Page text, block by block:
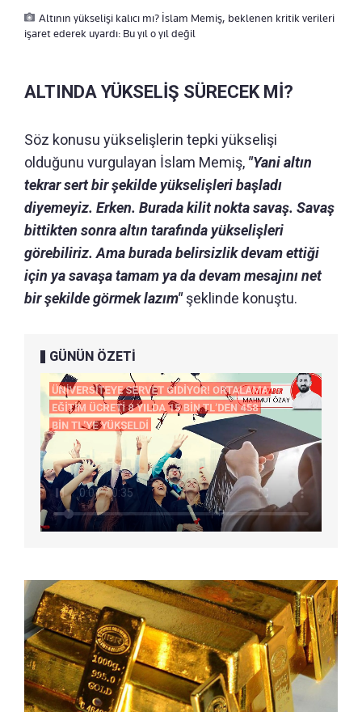
Altının yükselişi kalıcı mı? İslam Memiş, beklenen kritik verileri
işaret ederek uyardı: Bu yıl o yıl değil
ALTINDA YÜKSELİŞ SÜRECEK Mİ?
Söz konusu yükselişlerin tepki yükselişi
olduğunu vurgulayan İslam Memiş, "Yani altın
tekrar sert bir şekilde yükselişleri başladı
diyemeyiz. Erken. Burada kilit nokta savaş. Savaş
bittikten sonra altın tarafında yükselişleri
görebiliriz. Ama burada belirsizlik devam ettiği
için ya savaşa tamam ya da devam mesajını net
bir şekilde görmek lazım"şeklinde konuştu.
GÜNÜN ÖZETİ